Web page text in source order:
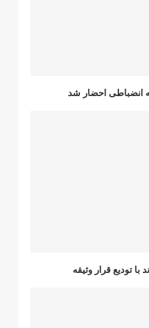
انضباطی احضار شد
با تودیع قرار وثیقه